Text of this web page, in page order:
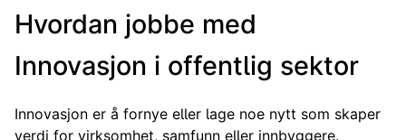
Hvordan jobbe med
Innovasjon i offentlig sektor
Innovasjon er å fornye eller lage noe nytt som skaper
verdi for virksomhet, samfunn eller innbyggere.